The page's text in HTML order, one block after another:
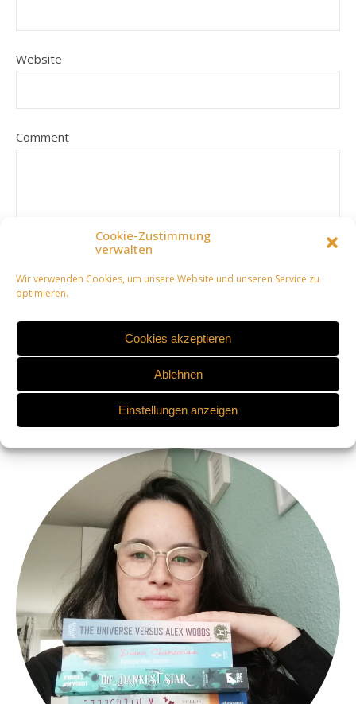
Cookie-Zustimmung
verwalten
Wir verwenden Cookies, um unsere Website und unseren Service zu
optimieren.
Cookies akzeptieren
Ablehnen
Einstellungen anzeigen
Website
Comment